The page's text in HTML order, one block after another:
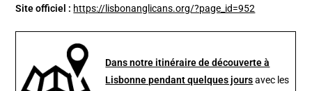
Site officiel : https://lisbonanglicans.org/?page_id=952
Dans notre itinéraire de découverte à
Lisbonne pendant quelques joursavec les